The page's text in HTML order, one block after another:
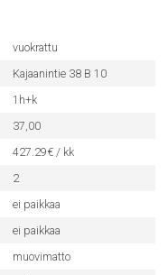
vuokrattu
Kajaanintie 38 B 10
1h+k
37,00
427.29€ / kk
2
ei paikkaa
ei paikkaa
muovimatto